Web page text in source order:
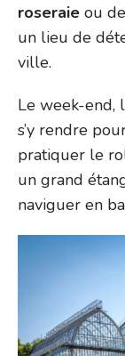
roseraie ou de
un lieu de
ville.
Le week-end,
s’y rendre
pratiquer le
un grand
naviguer en